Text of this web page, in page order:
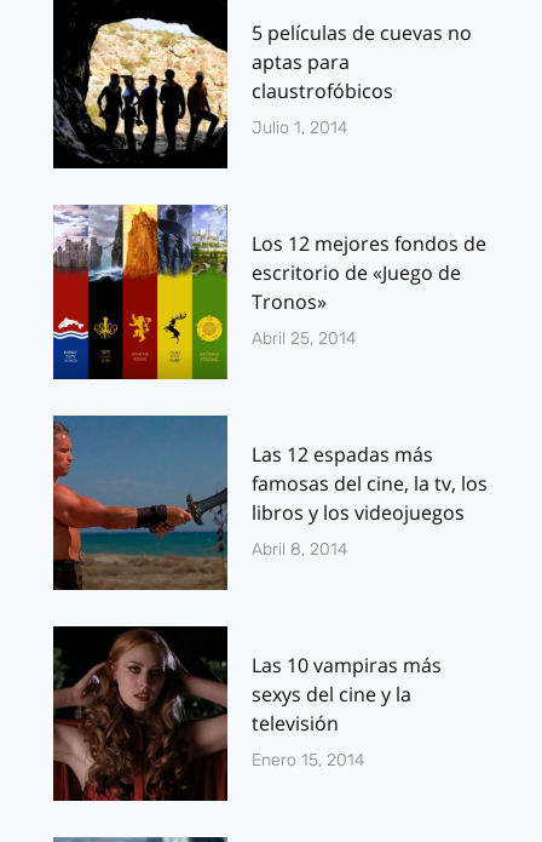
5 películas de cuevas no
aptas para
claustrofóbicos
Julio 1, 2014
Los 12 mejores fondos de
escritorio de «Juego de
Tronos»
Abril 25, 2014
Las 12 espadas más
famosas del cine, la tv, los
libros y los videojuegos
Abril 8, 2014
Las 10 vampiras más
sexys del cine y la
televisión
Enero 15, 2014